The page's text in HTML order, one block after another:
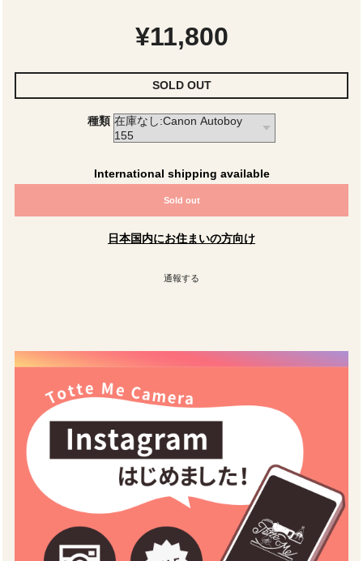
¥11,800
SOLD OUT
種類
International shipping available
Sold out
日本国内にお住まいの方向け
通報する